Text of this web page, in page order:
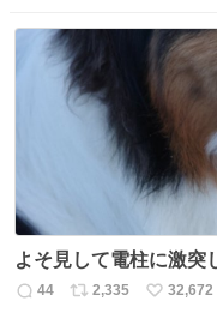
数
ス
ト
数
ね
よそ見して電柱に激突
返
44
リ
2,335
い
32,672